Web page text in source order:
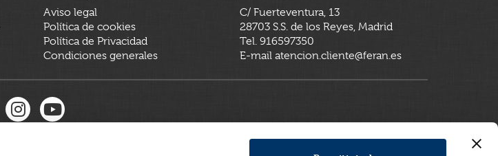
Aviso legal
Política de cookies
Política de Privacidad
Condiciones generales
C/ Fuerteventura, 13
28703 S.S. de los Reyes, Madrid
Tel. 916597350
E-mail atencion.cliente@feran.es